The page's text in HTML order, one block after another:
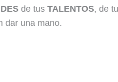
de tusTALENTOS, de tu
dar una mano.